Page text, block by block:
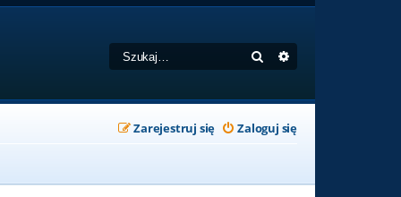
Szukaj
Zaloguj się
Zarejestruj się